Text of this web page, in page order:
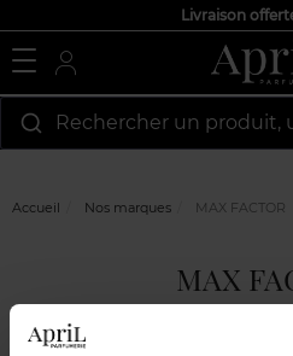
Livraison
Rechercher un produit,
Accueil Nos marques MAX FACTOR
MAX